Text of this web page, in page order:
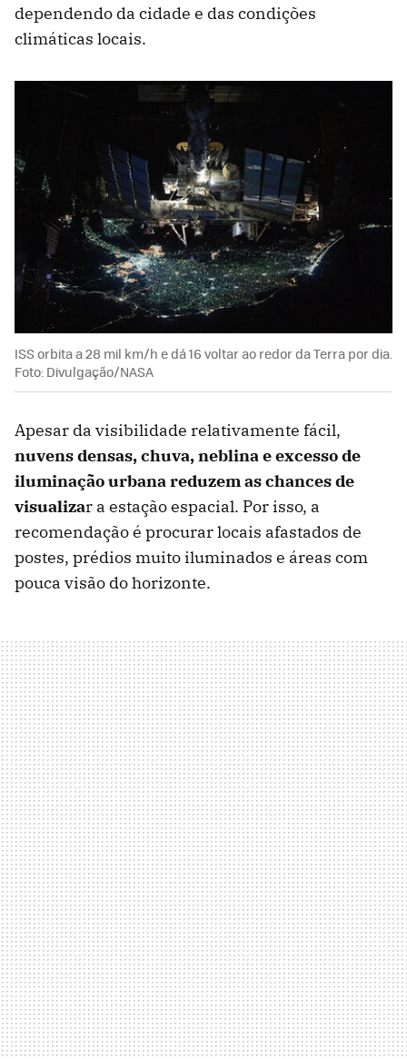
dependendo da cidade e das condições
climáticas locais.
ISS orbita a 28 mil km/h e dá 16 voltar ao redor da Terra por dia.
Foto: Divulgação/NASA
Apesar da visibilidade relativamente fácil,
nuvens densas, chuva, neblina e excesso de
iluminação urbana reduzem as chances de
visualizar a estação espacial. Por isso, a
recomendação é procurar locais afastados de
postes, prédios muito iluminados e áreas com
pouca visão do horizonte.